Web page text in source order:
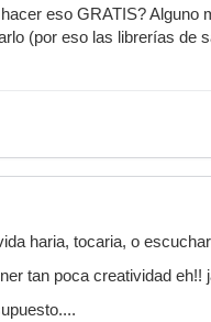
así también el bajo,
a hablar o de pensar el
grabado, pero no se ha
músicos, ejecutando sus
con la cantidad de
8 pistas, bombo, caja,
las guitarras además de
muy simple y da mucho
en el reto de mezcla
yo no soy partidario de
eso GRATIS? Alguno
(por eso las librerías de
haria, tocaria, o
tan poca creatividad eh!!